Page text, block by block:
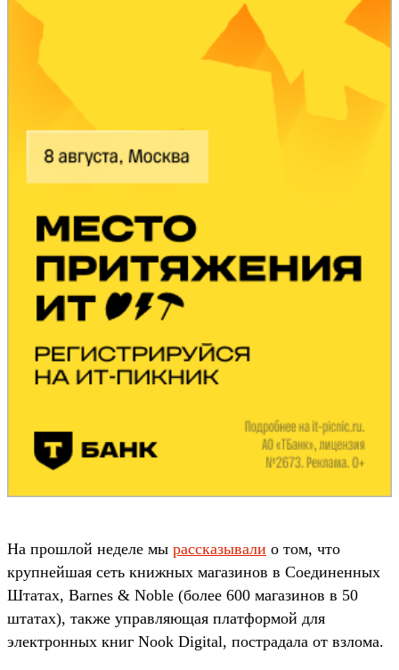
На прошлой неделе мы рассказывали о том, что
крупнейшая сеть книжных магазинов в Соединенных
Штатах, Barnes & Noble (более 600 магазинов в 50
штатах), также управляющая платформой для
электронных книг Nook Digital, пострадала от взлома.